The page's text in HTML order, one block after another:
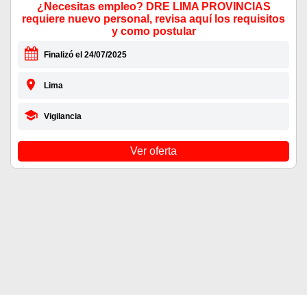
¿Necesitas empleo? DRE LIMA PROVINCIAS
requiere nuevo personal, revisa aquí los requisitos
y como postular
Finalizó el 24/07/2025
Lima
Vigilancia
Ver oferta